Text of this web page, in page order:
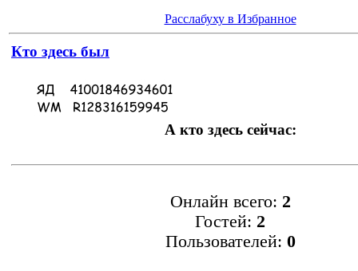
Расслабуху в Избранное
Кто здесь был
А кто здесь сейчас:
Онлайн всего: 2
Гостей: 2
Пользователей: 0